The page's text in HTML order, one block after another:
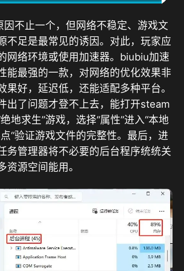
因不止一个，但网络不稳定、游戏文
不足是最常见的诱因。对此，玩家应
网络环境或使用加速器。 biubiu加速
能最强的一款 ，对网络的优化效果非
果好，延迟低，还能适配多种平台。
出了问题才登不上去，能打开steam
地求生”游戏，选择“属性”进入“本地
“验证游戏文件的完整性。最后，进
务管理器将不必要的后台程序统统关
资源空间能用。